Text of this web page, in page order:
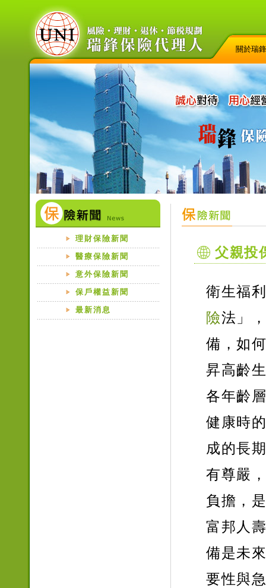
關於瑞鋒
理財保險新聞
醫療保險新聞
意外保險新聞
保戶權益新聞
最新消息
父親投
衛生福
險法」
備，如
昇高齡
各年齡
健康時
成的長
有尊嚴
負擔，
富邦人
備是未
要性與